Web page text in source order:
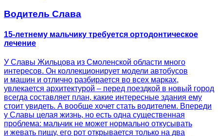
Водитель Слава
15-летнему мальчику требуется ортодонтическое
лечение
У Славы Жильцова из Смоленской области много
интересов. Он коллекционирует модели автобусов
и машин и отлично разбирается во всех марках,
увлекается архитектурой – перед поездкой в новый город
всегда составляет план, какие интересные здания ему
стоит увидеть. А вообще хочет стать водителем. Впереди
у Славы целая жизнь, но есть одна существенная
проблема: мальчик не может нормально откусывать
и жевать пищу, его рот открывается только на два